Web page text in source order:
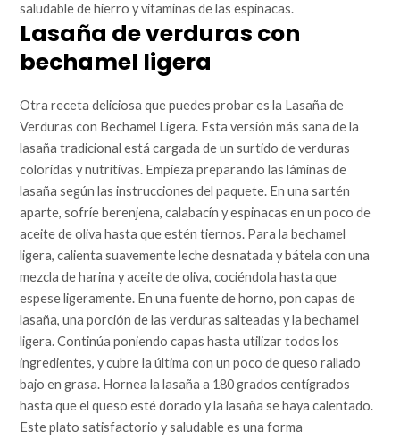
saludable de hierro y vitaminas de las espinacas.
Lasaña de verduras con
bechamel ligera
Otra receta deliciosa que puedes probar es la Lasaña de
Verduras con Bechamel Ligera. Esta versión más sana de la
lasaña tradicional está cargada de un surtido de verduras
coloridas y nutritivas. Empieza preparando las láminas de
lasaña según las instrucciones del paquete. En una sartén
aparte, sofríe berenjena, calabacín y espinacas en un poco de
aceite de oliva hasta que estén tiernos. Para la bechamel
ligera, calienta suavemente leche desnatada y bátela con una
mezcla de harina y aceite de oliva, cociéndola hasta que
espese ligeramente. En una fuente de horno, pon capas de
lasaña, una porción de las verduras salteadas y la bechamel
ligera. Continúa poniendo capas hasta utilizar todos los
ingredientes, y cubre la última con un poco de queso rallado
bajo en grasa. Hornea la lasaña a 180 grados centígrados
hasta que el queso esté dorado y la lasaña se haya calentado.
Este plato satisfactorio y saludable es una forma